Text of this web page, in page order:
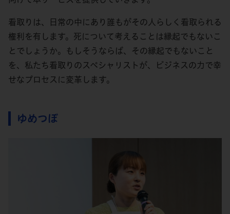
看取りは、日常の中にあり誰もがその人らしく看取られる
権利を有します。死について考えることは縁起でもないこ
とでしょうか。もしそうならば、その縁起でもないこと
を、私たち看取りのスペシャリストが、ビジネスの力で幸
せなプロセスに変革します。
ゆめつぼ